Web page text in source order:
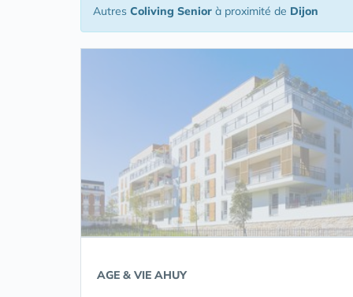
Autres Coliving Senior à proximité de Dijon
AGE & VIE AHUY